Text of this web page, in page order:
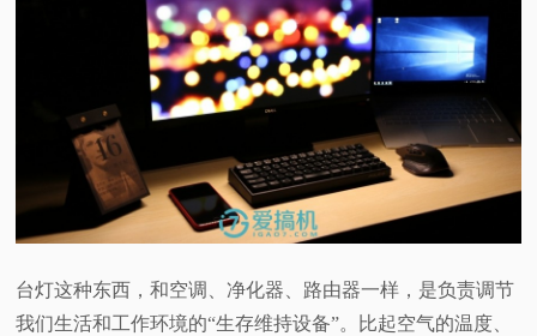
台灯这种东西，和空调、净化器、路由器一样，是负责调节
我们生活和工作环境的“生存维持设备”。比起空气的温度、